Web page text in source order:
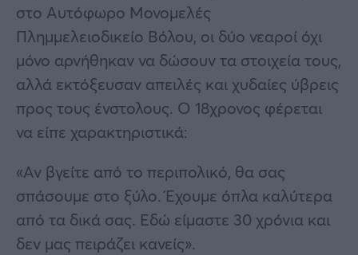
στο Αυτόφωρο Μονομελές
Πλημμελειοδικείο Βόλου, οι δύο νεαροί όχι
μόνο αρνήθηκαν να δώσουν τα στοιχεία τους,
αλλά εκτόξευσαν απειλές και χυδαίες ύβρεις
προς τους ένστολους. Ο 18χρονος φέρεται
να είπε χαρακτηριστικά:
«Αν βγείτε από το περιπολικό, θα σας
σπάσουμε στο ξύλο. Έχουμε όπλα καλύτερα
από τα δικά σας. Εδώ είμαστε 30 χρόνια και
δεν μας πειράζει κανείς».